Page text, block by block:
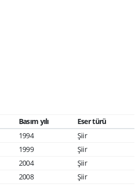
Basım yılı
Eser türü
1994
Şiir
1999
Şiir
2004
Şiir
2008
Şiir